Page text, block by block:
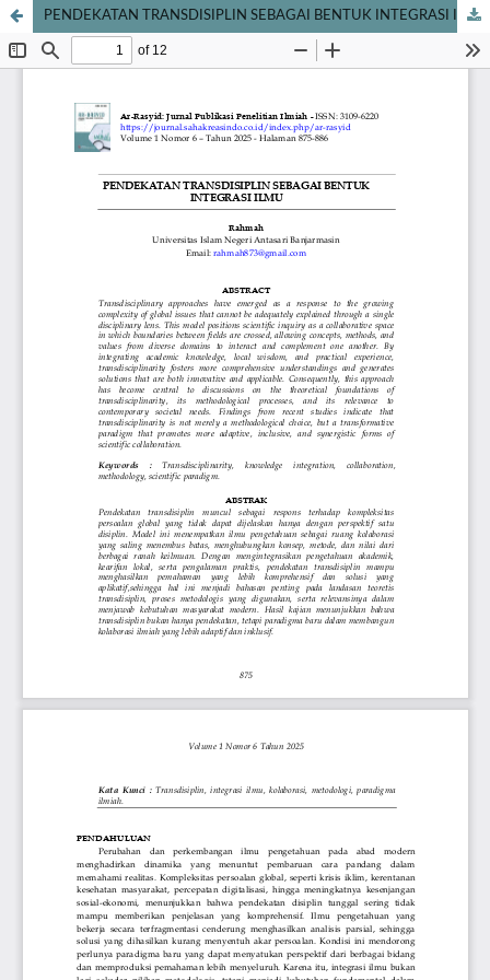
PENDEKATAN TRANSDISIPLIN SEBAGAI BENTUK INTEGRASI ILMU